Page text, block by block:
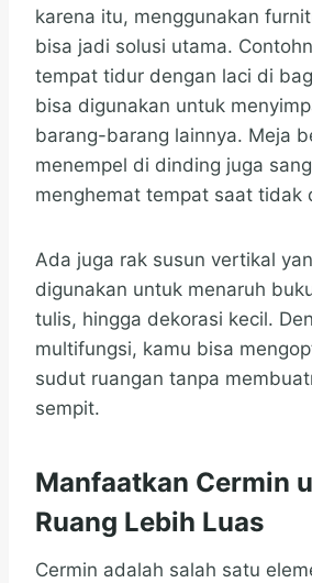
karena itu, menggunakan
bisa jadi solusi utama.
tempat tidur dengan laci di
bisa digunakan untuk
barang-barang lainnya. Meja
menempel di dinding juga
menghemat tempat saat tidak
Ada juga rak susun vertikal
digunakan untuk menaruh
tulis, hingga dekorasi kecil.
multifungsi, kamu bisa
sudut ruangan tanpa
sempit.
Manfaatkan Cermin
Ruang Lebih Luas
Cermin adalah salah satu